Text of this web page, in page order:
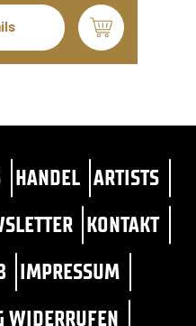
HANDEL ARTISTS
KONTAKT
IMPRESSUM
WIDERRUFEN